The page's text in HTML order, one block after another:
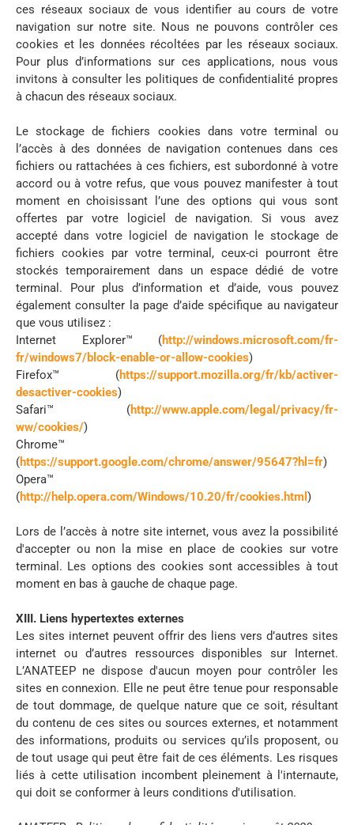
ces réseaux sociaux de vous identifier au cours de votre
navigation sur notre site. Nous ne pouvons contrôler ces
cookies et les données récoltées par les réseaux sociaux.
Pour plus d’informations sur ces applications, nous vous
invitons à consulter les politiques de confidentialité propres
à chacun des réseaux sociaux.
Le stockage de fichiers cookies dans votre terminal ou
l’accès à des données de navigation contenues dans ces
fichiers ou rattachées à ces fichiers, est subordonné à votre
accord ou à votre refus, que vous pouvez manifester à tout
moment en choisissant l’une des options qui vous sont
offertes par votre logiciel de navigation. Si vous avez
accepté dans votre logiciel de navigation le stockage de
fichiers cookies par votre terminal, ceux-ci pourront être
stockés temporairement dans un espace dédié de votre
terminal. Pour plus d’information et d’aide, vous pouvez
également consulter la page d’aide spécifique au navigateur
que vous utilisez :
Internet Explorer™ (http://windows.microsoft.com/fr-
fr/windows7/block-enable-or-allow-cookies)
Firefox™ (https://support.mozilla.org/fr/kb/activer-
desactiver-cookies)
Safari™ (http://www.apple.com/legal/privacy/fr-
ww/cookies/)
Chrome™
(https://support.google.com/chrome/answer/95647?hl=fr)
Opera™
(http://help.opera.com/Windows/10.20/fr/cookies.html )
Lors de l’accès à notre site internet, vous avez la possibilité
d'accepter ou non la mise en place de cookies sur votre
terminal. Les options des cookies sont accessibles à tout
moment en bas à gauche de chaque page.
XIII. Liens hypertextes externes
Les sites internet peuvent offrir des liens vers d’autres sites
internet ou d’autres ressources disponibles sur Internet.
L’ANATEEP ne dispose d'aucun moyen pour contrôler les
sites en connexion. Elle ne peut être tenue pour responsable
de tout dommage, de quelque nature que ce soit, résultant
du contenu de ces sites ou sources externes, et notamment
des informations, produits ou services qu’ils proposent, ou
de tout usage qui peut être fait de ces éléments. Les risques
liés à cette utilisation incombent pleinement à l'internaute,
qui doit se conformer à leurs conditions d'utilisation.